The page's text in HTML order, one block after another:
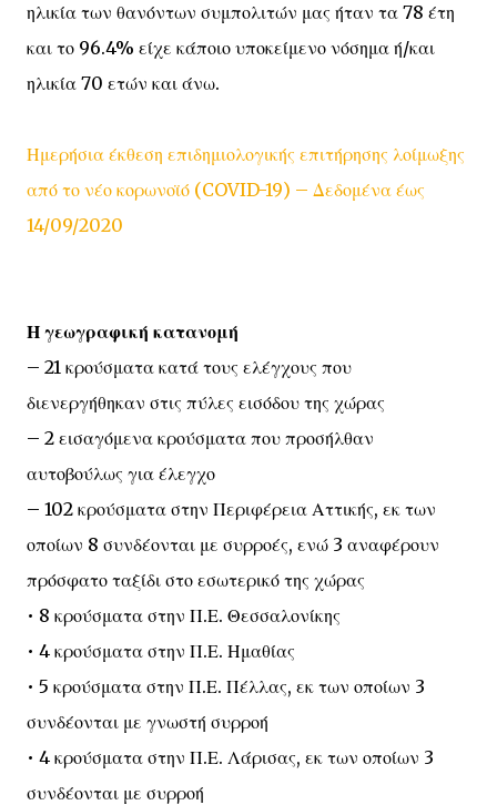
ηλικία των θανόντων συμπολιτών μας ήταν τα 78 έτη
και το 96.4% είχε κάποιο υποκείμενο νόσημα ή/και
ηλικία 70 ετών και άνω.
Ημερήσια έκθεση επιδημιολογικής επιτήρησης λοίμωξης
από το νέο κορωνοϊό (COVID-19) – Δεδομένα έως
14/09/2020
Η γεωγραφική κατανομή
– 21 κρούσματα κατά τους ελέγχους που
διενεργήθηκαν στις πύλες εισόδου της χώρας
– 2 εισαγόμενα κρούσματα που προσήλθαν
αυτοβούλως για έλεγχο
– 102 κρούσματα στην Περιφέρεια Αττικής, εκ των
οποίων 8 συνδέονται με συρροές, ενώ 3 αναφέρουν
πρόσφατο ταξίδι στο εσωτερικό της χώρας
• 8 κρούσματα στην Π.Ε. Θεσσαλονίκης
• 4 κρούσματα στην Π.Ε. Ημαθίας
• 5 κρούσματα στην Π.Ε. Πέλλας, εκ των οποίων 3
συνδέονται με γνωστή συρροή
• 4 κρούσματα στην Π.Ε. Λάρισας, εκ των οποίων 3
συνδέονται με συρροή